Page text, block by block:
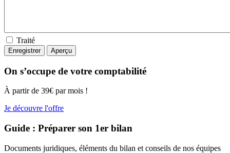
Traité
On s’occupe de votre comptabilité
À partir de 39€ par mois !
Je découvre l'offre
Guide : Préparer son 1er bilan
Documents juridiques, éléments du bilan et conseils de nos équipes